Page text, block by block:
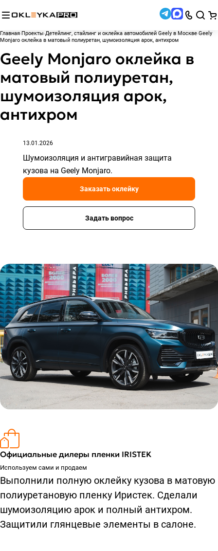
Главная Проекты Детейлинг, стайлинг и оклейка автомобилей Geely в Москве Geely
Monjaro оклейка в матовый полиуретан, шумоизоляция арок, антихром
Geely Monjaro оклейка в
матовый полиуретан,
шумоизоляция арок,
антихром
13.01.2026
Шумоизоляция и антигравийная защита
кузова на Geely Monjaro.
Заказать оклейку
Задать вопрос
Официальные дилеры пленки IRISTEK
Используем сами и продаем
Выполнили полную оклейку кузова в матовую
полиуретановую пленку Иристек. Сделали
шумоизоляцию арок и полный антихром.
Защитили глянцевые элементы в салоне.